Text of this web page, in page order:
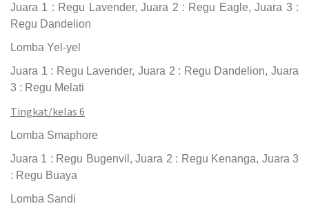
Juara 1 : Regu Lavender, Juara 2 : Regu Eagle, Juara 3 :
Regu Dandelion
Lomba Yel-yel
Juara 1 : Regu Lavender, Juara 2 : Regu Dandelion, Juara
3 : Regu Melati
Tingkat/kelas 6
Lomba Smaphore
Juara 1 : Regu Bugenvil, Juara 2 : Regu Kenanga, Juara 3
: Regu Buaya
Lomba Sandi